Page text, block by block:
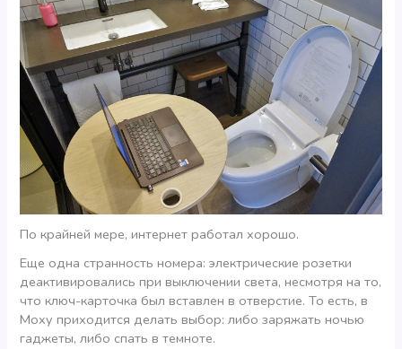
По крайней мере, интернет работал хорошо.
Еще одна странность номера: электрические розетки
деактивировались при выключении света, несмотря на то,
что ключ-карточка был вставлен в отверстие. То есть, в
Moxy приходится делать выбор: либо заряжать ночью
гаджеты, либо спать в темноте.